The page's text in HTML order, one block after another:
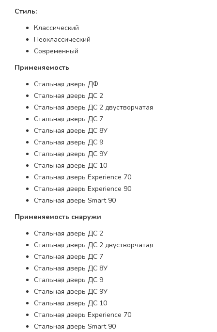
Стиль:
Классический
Неоклассический
Современный
Применяемость
Стальная дверь ДФ
Стальная дверь ДС 2
Стальная дверь ДС 2 двустворчатая
Стальная дверь ДС 7
Стальная дверь ДС 8У
Стальная дверь ДС 9
Стальная дверь ДС 9У
Стальная дверь ДС 10
Стальная дверь Experience 70
Стальная дверь Experience 90
Стальная дверь Smart 90
Применяемость снаружи
Стальная дверь ДС 2
Стальная дверь ДС 2 двустворчатая
Стальная дверь ДС 7
Стальная дверь ДС 8У
Стальная дверь ДС 9
Стальная дверь ДС 9У
Стальная дверь ДС 10
Стальная дверь Experience 70
Стальная дверь Smart 90